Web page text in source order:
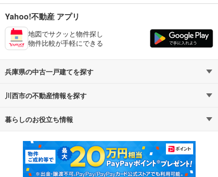
Yahoo!不動産 アプリ
地図でサクッと物件探し
物件比較が手軽にできる
兵庫県の中古一戸建てを探す
路線・駅から探す
通勤・通学時間から探す
川西市の不動産情報を探す
不動産・住宅
新築マンション 中古マンション
新築一戸建て 中古一戸建て
暮らしのお役立ち情報
マンションカタログ 教えて！住まいの先生